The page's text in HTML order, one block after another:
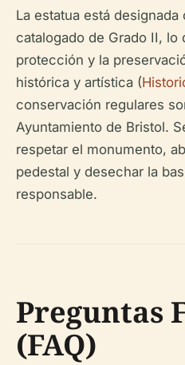
La estatua está
catalogado de Grado II, lo
protección y la
histórica y artística (
conservación regulares
Ayuntamiento de Bristol.
respetar el monumento,
pedestal y desechar la
responsable.
Preguntas
(FAQ)